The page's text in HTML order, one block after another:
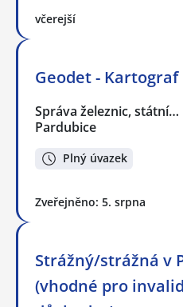
včerejší
Geodet -
Správa železnic, státní…
Pardubice
Plný úvazek
Zveřejněno: 5. srpna
Strážný/strážná v
(vhodné pro